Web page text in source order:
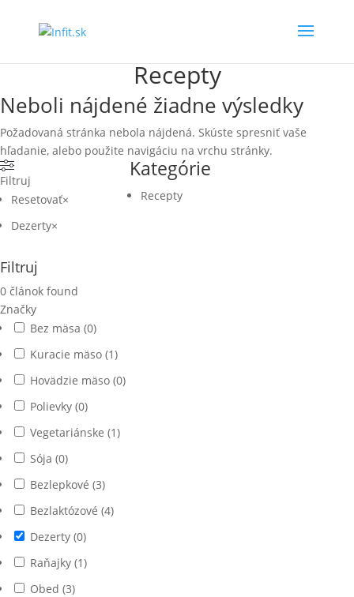
Recepty
Neboli nájdené žiadne výsledky
Požadovaná stránka nebola nájdená. Skúste spresniť vaše
hľadanie, alebo použite navigáciu na vrchu stránky.
Filtruj
Resetovať×
Dezerty×
Filtruj
0 článok found
Značky
Bez mäsa (0)
Kuracie mäso (1)
Hovädzie mäso (0)
Polievky (0)
Vegetariánske (1)
Sója (0)
Bezlepkové (3)
Bezlaktózové (4)
Dezerty (0)
Raňajky (1)
Obed (3)
Kategórie
Recepty